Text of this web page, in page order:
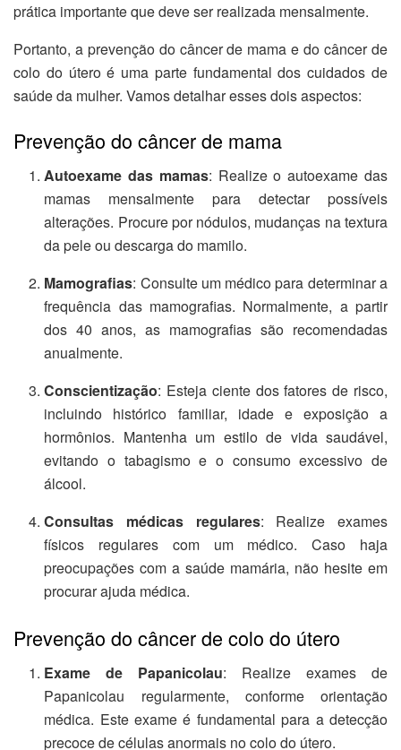
prática importante que deve ser realizada mensalmente.
Portanto, a prevenção do câncer de mama e do câncer de
colo do útero é uma parte fundamental dos cuidados de
saúde da mulher. Vamos detalhar esses dois aspectos:
Prevenção do câncer de mama
Autoexame das mamas: Realize o autoexame das
mamas mensalmente para detectar possíveis
alterações. Procure por nódulos, mudanças na textura
da pele ou descarga do mamilo.
Mamografias: Consulte um médico para determinar a
frequência das mamografias. Normalmente, a partir
dos 40 anos, as mamografias são recomendadas
anualmente.
Conscientização: Esteja ciente dos fatores de risco,
incluindo histórico familiar, idade e exposição a
hormônios. Mantenha um estilo de vida saudável,
evitando o tabagismo e o consumo excessivo de
álcool.
Consultas médicas regulares: Realize exames
físicos regulares com um médico. Caso haja
preocupações com a saúde mamária, não hesite em
procurar ajuda médica.
Prevenção do câncer de colo do útero
Exame de Papanicolau: Realize exames de
Papanicolau regularmente, conforme orientação
médica. Este exame é fundamental para a detecção
precoce de células anormais no colo do útero.